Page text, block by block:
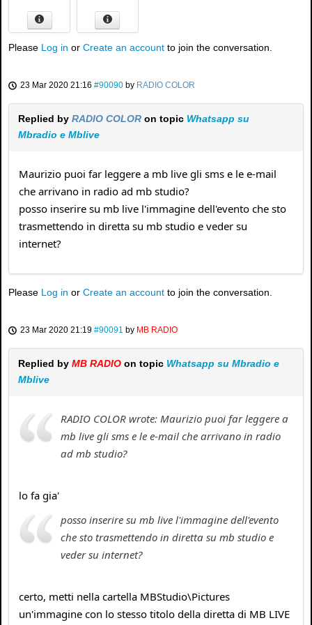
Please Log in or Create an account to join the conversation.
23 Mar 2020 21:16 #90090 by RADIO COLOR
Replied by RADIO COLOR on topic Whatsapp su
Mbradio e Mblive
Maurizio puoi far leggere a mb live gli sms e le e-mail
che arrivano in radio ad mb studio?
posso inserire su mb live l'immagine dell'evento che sto
trasmettendo in diretta su mb studio e veder su
internet?
Please Log in or Create an account to join the conversation.
23 Mar 2020 21:19 #90091 by MB RADIO
Replied by MB RADIO on topic Whatsapp su Mbradio e
Mblive
RADIO COLOR wrote: Maurizio puoi far leggere a
mb live gli sms e le e-mail che arrivano in radio
ad mb studio?
lo fa gia'
posso inserire su mb live l'immagine dell'evento
che sto trasmettendo in diretta su mb studio e
veder su internet?
certo, metti nella cartella MBStudio\Pictures
un'immagine con lo stesso titolo della diretta di MB LIVE